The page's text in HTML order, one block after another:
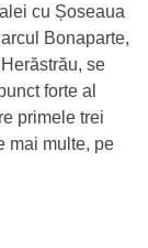
cu Șoseaua
Bonaparte,
se
forte al
primele trei
mai multe, pe